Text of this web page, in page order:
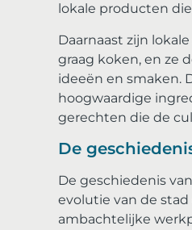
lokale producten
Daarnaast zijn
graag koken, en ze
ideeën en smaken.
hoogwaardige
gerechten die de
De
De geschiedenis
evolutie van de
ambachtelijke